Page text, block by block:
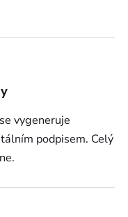
vygeneruje
podpisem. Celý